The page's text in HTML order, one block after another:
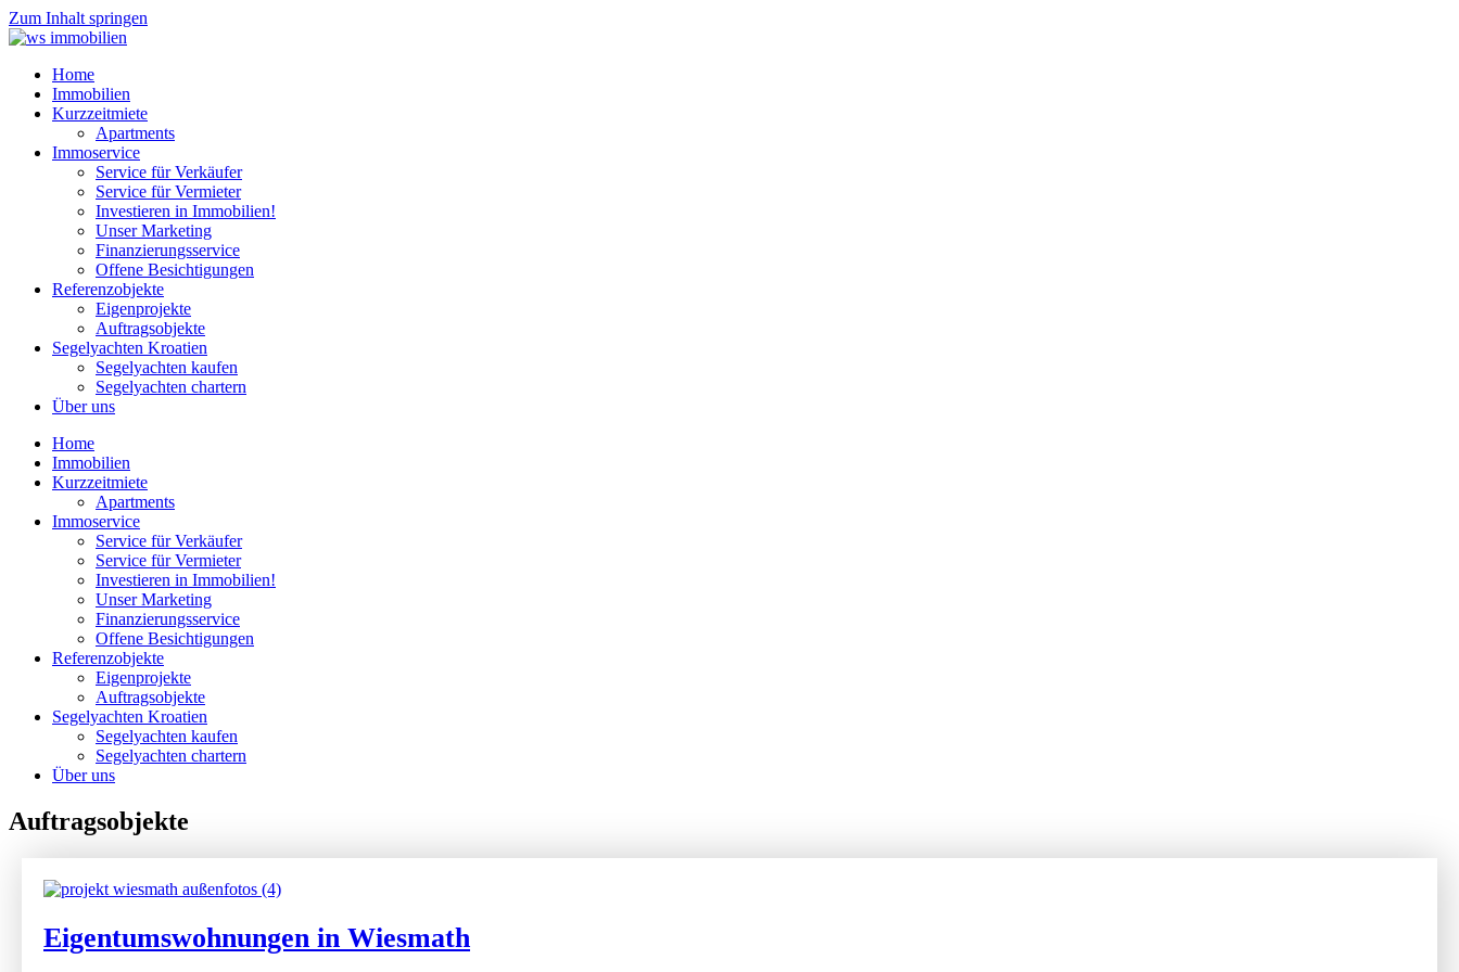
Zum Inhalt springen
Home
Immobilien
Kurzzeitmiete
Apartments
Immoservice
Service für Verkäufer
Service für Vermieter
Investieren in Immobilien!
Unser Marketing
Finanzierungsservice
Offene Besichtigungen
Referenzobjekte
Eigenprojekte
Auftragsobjekte
Segelyachten Kroatien
Segelyachten kaufen
Segelyachten chartern
Über uns
Home
Immobilien
Kurzzeitmiete
Apartments
Immoservice
Service für Verkäufer
Service für Vermieter
Investieren in Immobilien!
Unser Marketing
Finanzierungsservice
Offene Besichtigungen
Referenzobjekte
Eigenprojekte
Auftragsobjekte
Segelyachten Kroatien
Segelyachten kaufen
Segelyachten chartern
Über uns
Auftragsobjekte
Eigentumswohnungen in Wiesmath